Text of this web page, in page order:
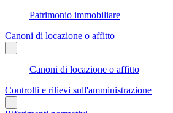
Patrimonio immobiliare
Canoni di locazione o affitto
Canoni di locazione o affitto
Controlli e rilievi sull'amministrazione